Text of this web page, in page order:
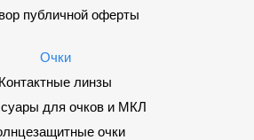
публичной оферты
Очки
Контактные линзы
для очков и МКЛ
очки